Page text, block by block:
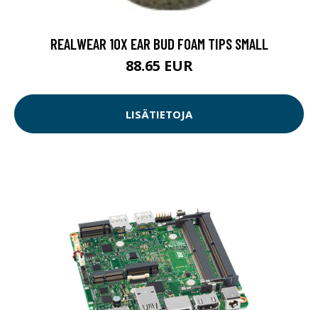
REALWEAR 10X EAR BUD FOAM TIPS SMALL
88.65 EUR
LISÄTIETOJA